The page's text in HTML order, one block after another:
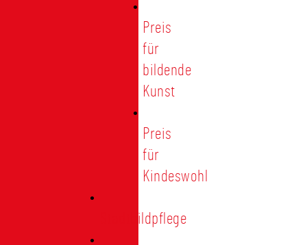
Preis
für
bildende
Kunst
Preis
für
Kindeswohl
Stadtbildpflege